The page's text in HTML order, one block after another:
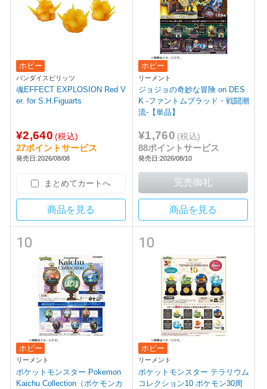
ホビー
バンダイスピリッツ
魂EFFECT EXPLOSION Red V
er. for S.H.Figuarts
¥2,640 (税込)
27ポイントサービス
発売日:2026/08/08
まとめてカートへ
商品を見る
ホビー
リーメント
ジョジョの奇妙な冒険 on DES
K -ファントムブラッド・戦闘潮
流-【単品】
¥1,760 (税込)
88ポイントサービス
発売日:2026/08/10
商品を見る
10
ホビー
リーメント
ポケットモンスター Pokemon
Kaichu Collection（ポケモンカ
10
ホビー
リーメント
ポケットモンスター テラリウム
コレクション10 ポケモン30周